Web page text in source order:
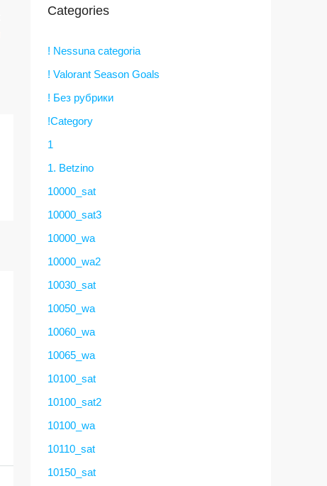
Categories
! Nessuna categoria
! Valorant Season Goals
! Без рубрики
!Category
1
1. Betzino
10000_sat
10000_sat3
10000_wa
10000_wa2
10030_sat
10050_wa
10060_wa
10065_wa
10100_sat
10100_sat2
10100_wa
10110_sat
10150_sat